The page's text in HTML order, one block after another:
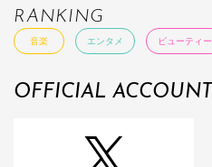
RANKING
音楽 エンタメ ビューティー
OFFICIAL ACCOUNT